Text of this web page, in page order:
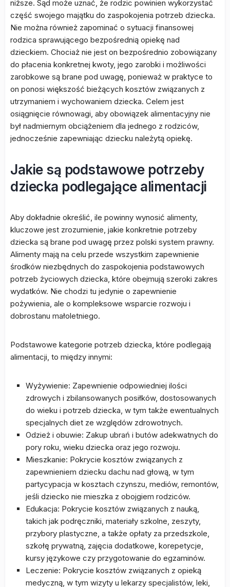
niższe. Sąd może uznać, że rodzic powinien wykorzystać
część swojego majątku do zaspokojenia potrzeb dziecka.
Nie można również zapominać o sytuacji finansowej
rodzica sprawującego bezpośrednią opiekę nad
dzieckiem. Chociaż nie jest on bezpośrednio zobowiązany
do płacenia konkretnej kwoty, jego zarobki i możliwości
zarobkowe są brane pod uwagę, ponieważ w praktyce to
on ponosi większość bieżących kosztów związanych z
utrzymaniem i wychowaniem dziecka. Celem jest
osiągnięcie równowagi, aby obowiązek alimentacyjny nie
był nadmiernym obciążeniem dla jednego z rodziców,
jednocześnie zapewniając dziecku należytą opiekę.
Jakie są podstawowe potrzeby
dziecka podlegające alimentacji
Aby dokładnie określić, ile powinny wynosić alimenty,
kluczowe jest zrozumienie, jakie konkretnie potrzeby
dziecka są brane pod uwagę przez polski system prawny.
Alimenty mają na celu przede wszystkim zapewnienie
środków niezbędnych do zaspokojenia podstawowych
potrzeb życiowych dziecka, które obejmują szeroki zakres
wydatków. Nie chodzi tu jedynie o zapewnienie
pożywienia, ale o kompleksowe wsparcie rozwoju i
dobrostanu małoletniego.
Podstawowe kategorie potrzeb dziecka, które podlegają
alimentacji, to między innymi:
Wyżywienie: Zapewnienie odpowiedniej ilości
zdrowych i zbilansowanych posiłków, dostosowanych
do wieku i potrzeb dziecka, w tym także ewentualnych
specjalnych diet ze względów zdrowotnych.
Odzież i obuwie: Zakup ubrań i butów adekwatnych do
pory roku, wieku dziecka oraz jego rozwoju.
Mieszkanie: Pokrycie kosztów związanych z
zapewnieniem dziecku dachu nad głową, w tym
partycypacja w kosztach czynszu, mediów, remontów,
jeśli dziecko nie mieszka z obojgiem rodziców.
Edukacja: Pokrycie kosztów związanych z nauką,
takich jak podręczniki, materiały szkolne, zeszyty,
przybory plastyczne, a także opłaty za przedszkole,
szkołę prywatną, zajęcia dodatkowe, korepetycje,
kursy językowe czy przygotowanie do egzaminów.
Leczenie: Pokrycie kosztów związanych z opieką
medyczną, w tym wizyty u lekarzy specjalistów, leki,